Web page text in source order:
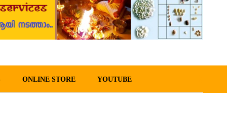
ONLINE STORE YOUTUBE